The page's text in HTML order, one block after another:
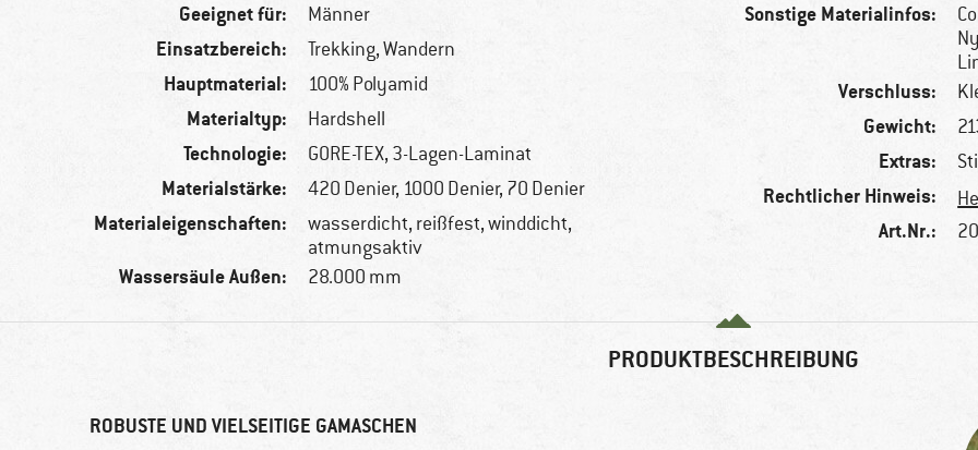
Geeignet für: Männer
Einsatzbereich: Trekking, Wandern
Hauptmaterial: 100% Polyamid
Materialtyp: Hardshell
Technologie: GORE-TEX, 3-Lagen-Laminat
Materialstärke: 420 Denier, 1000 Denier, 70 Denier
Materialeigenschaften:
wasserdicht, reißfest, winddicht,
atmungsaktiv
Wassersäule Außen: 28.000 mm
Sonstige Materialinfos:
Verschluss:
Gewicht:
Extras:
Rechtlicher Hinweis:
Art.Nr.:
PRODUKTBESCHREIBUNG
ROBUSTE UND VIELSEITIGE GAMASCHEN